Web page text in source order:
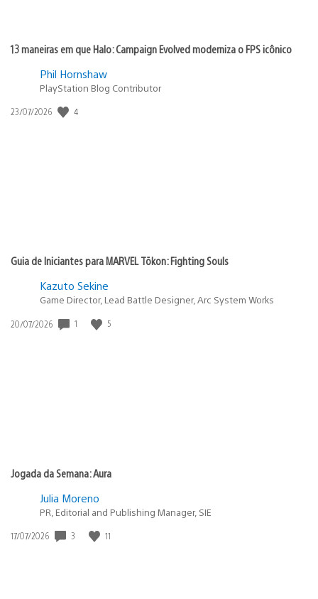
13 maneiras em que Halo: Campaign Evolved moderniza o FPS icônico
Phil Hornshaw
PlayStation Blog Contributor
Data
23/07/2026 4
Guia de Iniciantes para MARVEL Tōkon: Fighting Souls
Kazuto Sekine
Game Director, Lead Battle Designer, Arc System Works
Data
20/07/2026 1 5
Jogada da Semana: Aura
Julia Moreno
PR, Editorial and Publishing Manager, SIE
Data
17/07/2026 3 11